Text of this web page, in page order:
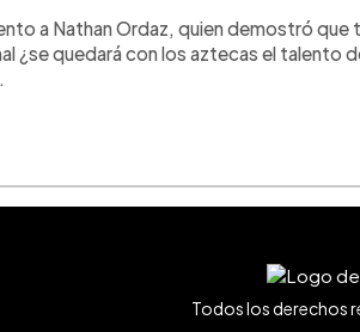
a Nathan Ordaz, quien demostró que
¿se quedará con los aztecas el talento
Todos los derechos